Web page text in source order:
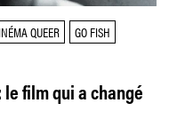
QUEER
GO FISH
: le film qui a changé